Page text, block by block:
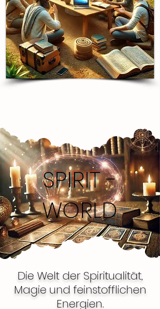
SPIRIT-
WORLD
Die Welt der Spiritualität,
Magie und feinstofflichen
Energien.